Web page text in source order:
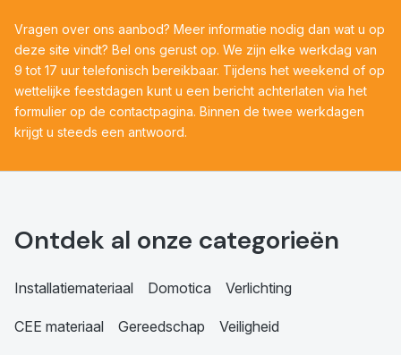
Vragen over ons aanbod? Meer informatie nodig dan wat u op
deze site vindt? Bel ons gerust op. We zijn elke werkdag van
9 tot 17 uur telefonisch bereikbaar. Tijdens het weekend of op
wettelijke feestdagen kunt u een bericht achterlaten via het
formulier op de contactpagina. Binnen de twee werkdagen
krijgt u steeds een antwoord.
Ontdek al onze categorieën
Installatiemateriaal Domotica Verlichting
CEE materiaal Gereedschap Veiligheid